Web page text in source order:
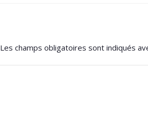
Les champs obligatoires sont indiqués